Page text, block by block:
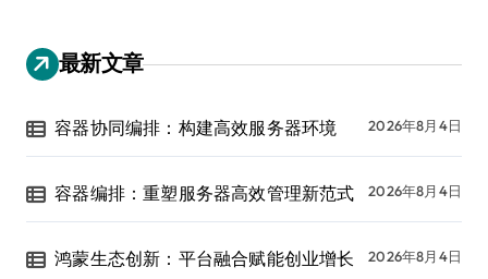
最新文章
容器协同编排：构建高效服务器环境 2026年8月4日
容器编排：重塑服务器高效管理新范式 2026年8月4日
鸿蒙生态创新：平台融合赋能创业增长 2026年8月4日